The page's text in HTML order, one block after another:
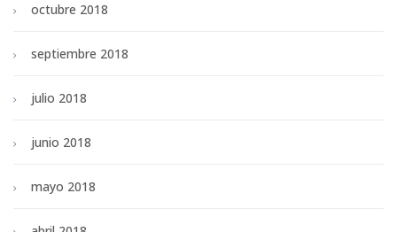
octubre 2018
septiembre 2018
julio 2018
junio 2018
mayo 2018